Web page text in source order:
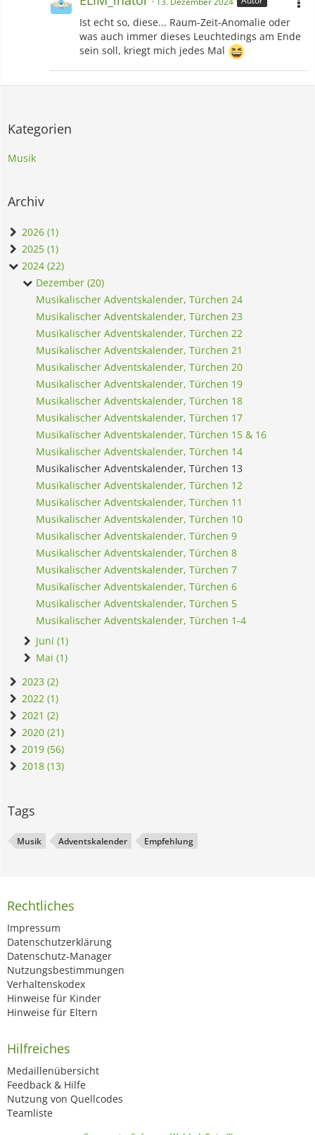
Ist echt so, diese... Raum-Zeit-Anomalie oder
was auch immer dieses Leuchtedings am Ende
sein soll, kriegt mich jedes Mal
Kategorien
Musik
Archiv
2026 (1)
2025 (1)
2024 (22)
Dezember (20)
Musikalischer Adventskalender, Türchen 24
Musikalischer Adventskalender, Türchen 23
Musikalischer Adventskalender, Türchen 22
Musikalischer Adventskalender, Türchen 21
Musikalischer Adventskalender, Türchen 20
Musikalischer Adventskalender, Türchen 19
Musikalischer Adventskalender, Türchen 18
Musikalischer Adventskalender, Türchen 17
Musikalischer Adventskalender, Türchen 15 & 16
Musikalischer Adventskalender, Türchen 14
Musikalischer Adventskalender, Türchen 13
Musikalischer Adventskalender, Türchen 12
Musikalischer Adventskalender, Türchen 11
Musikalischer Adventskalender, Türchen 10
Musikalischer Adventskalender, Türchen 9
Musikalischer Adventskalender, Türchen 8
Musikalischer Adventskalender, Türchen 7
Musikalischer Adventskalender, Türchen 6
Musikalischer Adventskalender, Türchen 5
Musikalischer Adventskalender, Türchen 1-4
Juni (1)
Mai (1)
2023 (2)
2022 (1)
2021 (2)
2020 (21)
2019 (56)
2018 (13)
Tags
Musik Adventskalender Empfehlung
Rechtliches
Impressum
Datenschutzerklärung
Datenschutz-Manager
Nutzungsbestimmungen
Verhaltenskodex
Hinweise für Kinder
Hinweise für Eltern
Hilfreiches
Medaillenübersicht
Feedback & Hilfe
Nutzung von Quellcodes
Teamliste